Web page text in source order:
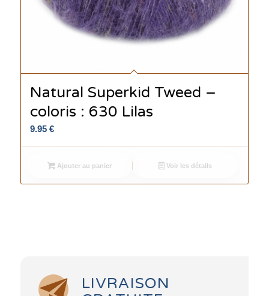
Natural Superkid Tweed –
coloris : 630 Lilas
9.95 €
Ajouter au panier Voir les détails
LIVRAISON